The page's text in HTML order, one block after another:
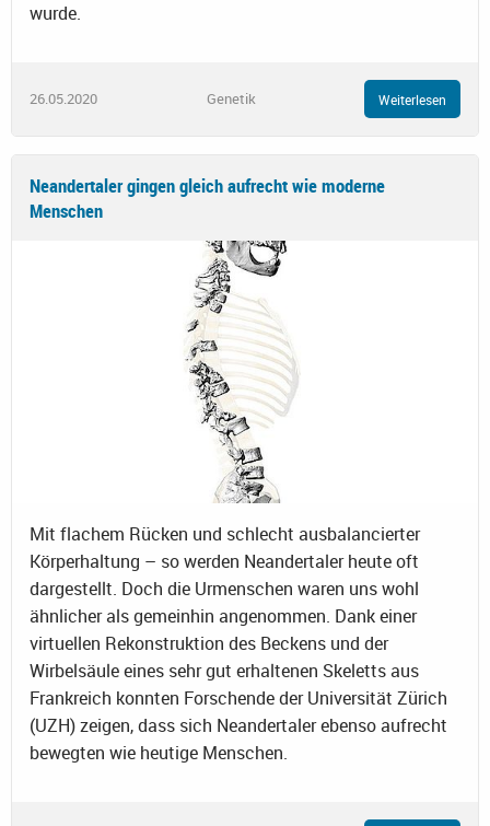
wurde.
26.05.2020 Genetik Weiterlesen
Neandertaler gingen gleich aufrecht wie moderne
Menschen
Mit flachem Rücken und schlecht ausbalancierter
Körperhaltung – so werden Neandertaler heute oft
dargestellt. Doch die Urmenschen waren uns wohl
ähnlicher als gemeinhin angenommen. Dank einer
virtuellen Rekonstruktion des Beckens und der
Wirbelsäule eines sehr gut erhaltenen Skeletts aus
Frankreich konnten Forschende der Universität Zürich
(UZH) zeigen, dass sich Neandertaler ebenso aufrecht
bewegten wie heutige Menschen.